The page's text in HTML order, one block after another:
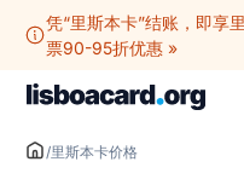
凭“里斯本卡”结账，即享
票90-95折优惠 »
/里斯本卡价格